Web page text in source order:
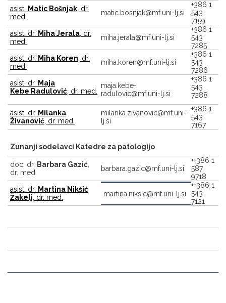
asist. Matic Bošnjak , dr.
med.
matic.bosnjak@mf.uni-lj.si
+386 1
543
7159
asist. dr. Miha Jerala , dr.
med.
miha.jerala@mf.uni-lj.si
+386 1
543
7285
asist. dr. Miha Koren , dr.
med.
miha.koren@mf.uni-lj.si
+386 1
543
7286
asist. dr. Maja
Kebe Radulović , dr. med.
maja.kebe-
radulovic@mf.uni-lj.si
+386 1
543
7288
asist. dr. Milanka
Živanović , dr. med.
milanka.zivanovic@mf.uni-
lj.si
+386 1
543
7167
Zunanji sodelavci Katedre za patologijo
doc. dr. Barbara Gazić
dr. med.
barbara.gazic@mf.uni-lj.si
++386 1
587
9718
asist. dr. Martina Nikšić
Žakelj , dr. med. martina.niksic@mf.uni-lj.si
++386 1
543
7121